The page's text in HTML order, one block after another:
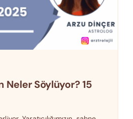
Neler Söylüyor? 15